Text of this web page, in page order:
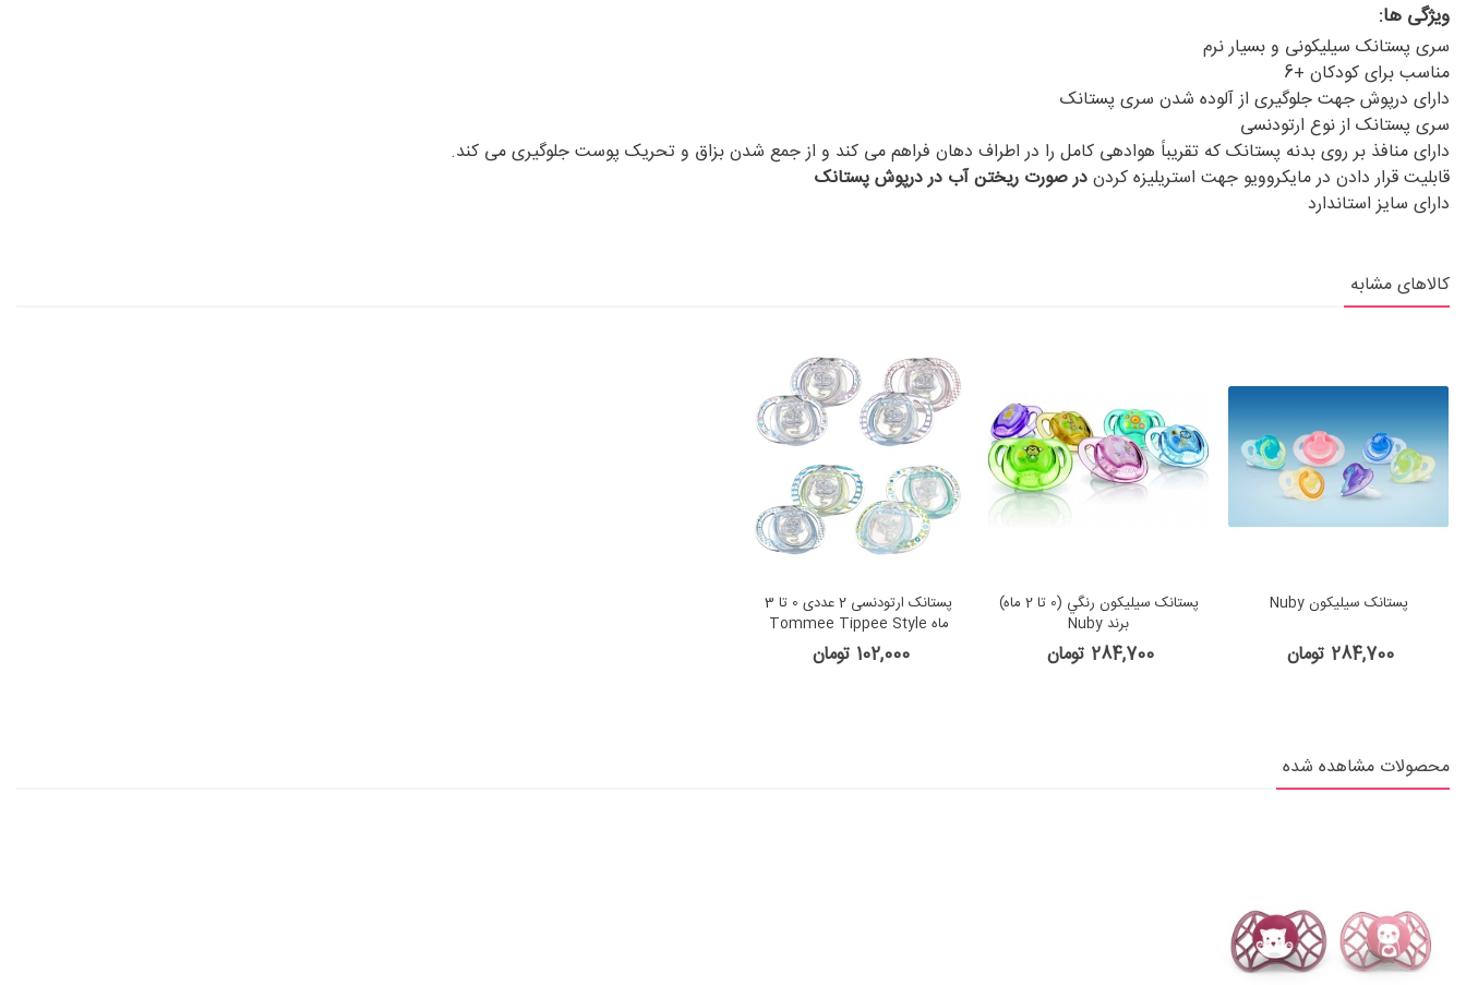
ویژگی ها:
سری پستانک سیلیکونی و بسیار نرم
مناسب برای کودکان +6
دارای درپوش جهت جلوگیری از آلوده شدن سری پستانک
سری پستانک از نوع ارتودنسی
دارای منافذ بر روی بدنه پستانک که تقریباً هوادهی کامل را در اطراف دهان فراهم می کند و از جمع شدن بزاق و تحریک پوست جلوگیری می کند.
قابلیت قرار دادن در مایکروویو جهت استریلیزه کردندر صورت ریختن آب در درپوش پستانک
دارای سایز استاندارد
کالاهای مشابه
پستانک سيليكون Nuby
284,700 تومان
پستانک سيليكون رنگي (0 تا 2 ماه)
برند Nuby
284,700 تومان
پستانک ارتودنسی 2 عددی 0 تا 3
ماه Tommee Tippee Style
102,000 تومان
محصولات مشاهده شده